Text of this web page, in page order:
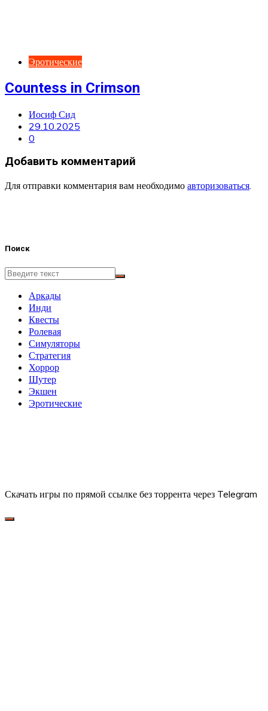
Эротические
Countess in Crimson
Иосиф Сид
29.10.2025
0
Добавить комментарий
Для отправки комментария вам необходимо авторизоваться.
Поиск
Аркады
Инди
Квесты
Ролевая
Симуляторы
Стратегия
Хоррор
Шутер
Экшен
Эротические
Скачать игры по прямой ссылке без торрента через Telegram